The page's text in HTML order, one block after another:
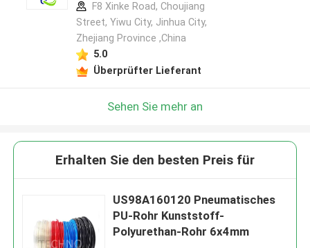
F8 Xinke Road, Choujiang
Street, Yiwu City, Jinhua City,
Zhejiang Province ,China
5.0
Überprüfter Lieferant
Sehen Sie mehr an
Erhalten Sie den besten Preis für
US98A160120 Pneumatisches
PU-Rohr Kunststoff-
Polyurethan-Rohr 6x4mm